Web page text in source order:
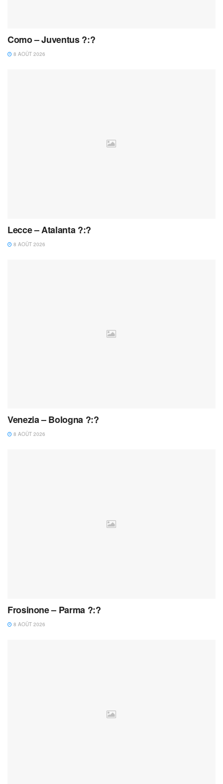
Como – Juventus ?:?
8 AOÛT 2026
Lecce – Atalanta ?:?
8 AOÛT 2026
Venezia – Bologna ?:?
8 AOÛT 2026
Frosinone – Parma ?:?
8 AOÛT 2026